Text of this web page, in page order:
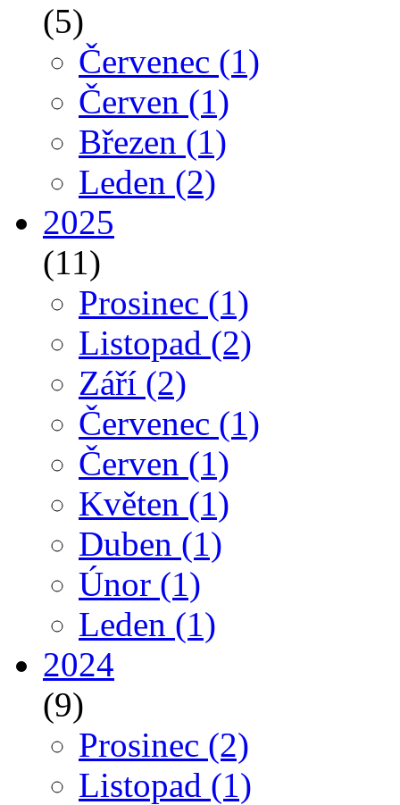
(5)
Červenec (1)
Červen (1)
Březen (1)
Leden (2)
2025
(11)
Prosinec (1)
Listopad (2)
Září (2)
Červenec (1)
Červen (1)
Květen (1)
Duben (1)
Únor (1)
Leden (1)
2024
(9)
Prosinec (2)
Listopad (1)